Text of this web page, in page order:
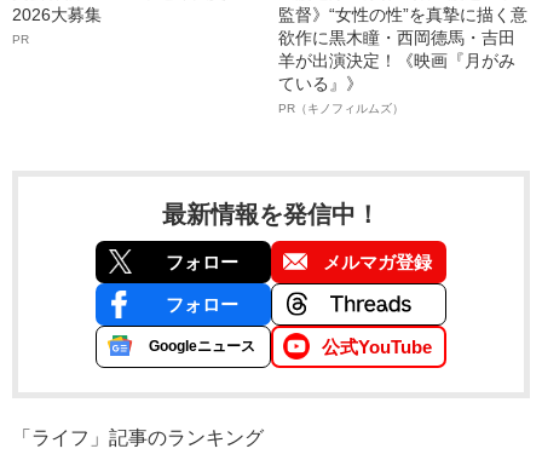
2026大募集
PR
監督》“女性の性”を真摯に描く意
欲作に黒木瞳・西岡德馬・吉田
羊が出演決定！《映画『月がみ
ている』》
PR（キノフィルムズ）
最新情報を発信中！
フォロー メルマガ登録
フォロー
Googleニュース 公式YouTube
「ライフ」記事のランキング